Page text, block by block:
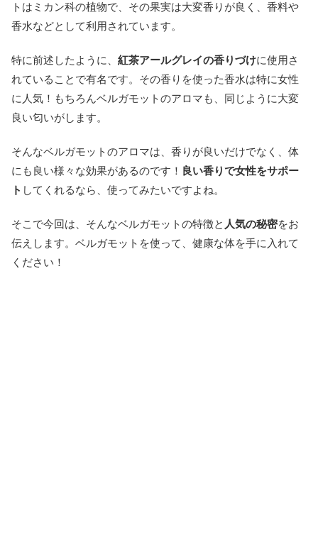
トはミカン科の植物で、その果実は大変香りが良く、香料や
香水などとして利用されています。
特に前述したように、 紅茶アールグレイの香りづけに使用さ
れていることで有名です。その香りを使った香水は特に女性
に人気！もちろんベルガモットのアロマも、同じように大変
良い匂いがします。
そんなベルガモットのアロマは、香りが良いだけでなく、体
にも良い様々な効果があるのです！ 良い香りで女性をサポー
ト してくれるなら、使ってみたいですよね。
そこで今回は、そんなベルガモットの特徴と 人気の秘密をお
伝えします。ベルガモットを使って、健康な体を手に入れて
ください！